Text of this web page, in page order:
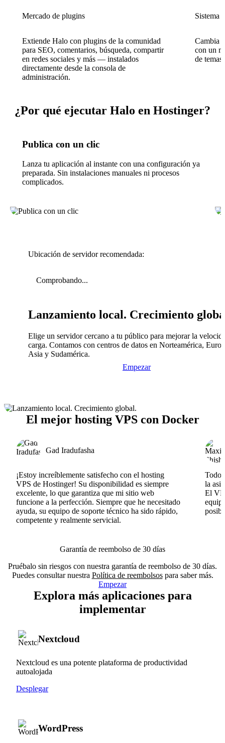
Mercado de plugins
Extiende Halo con plugins de la comunidad
para SEO, comentarios, búsqueda, compartir
en redes sociales y más — instalados
directamente desde la consola de
administración.
Sistema
Cambia
con un
de
¿Por qué ejecutar Halo en Hostinger?
Publica con un clic
Lanza tu aplicación al instante con una configuración ya
preparada. Sin instalaciones manuales ni procesos
complicados.
Ubicación de servidor recomendada:
Comprobando...
Lanzamiento local. Crecimiento
Elige un servidor cercano a tu público para mejorar la
carga. Contamos con centros de datos en Norteamérica,
Asia y Sudamérica.
Empezar
El mejor hosting VPS con Docker
Gad Iradufasha
¡Estoy increíblemente satisfecho con el hosting
VPS de Hostinger! Su disponibilidad es siempre
excelente, lo que garantiza que mi sitio web
funcione a la perfección. Siempre que he necesitado
ayuda, su equipo de soporte técnico ha sido rápido,
competente y realmente servicial.
Todo
la
El
Garantía de reembolso de 30 días
Pruébalo sin riesgos con nuestra garantía de reembolso de 30 días.
Puedes consultar nuestra Política de reembolsospara saber más.
Empezar
Explora más aplicaciones para
implementar
Nextcloud
Nextcloud es una potente plataforma de productividad
autoalojada
Desplegar
WordPress